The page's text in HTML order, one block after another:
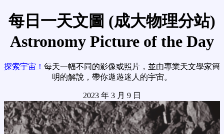
每日一天文圖 (成大物理分站)
Astronomy Picture of the Day
探索宇宙！ 每天一幅不同的影像或照片，並由專業天文學家簡
明的解說，帶你遨遊迷人的宇宙。
2023 年 3 月 9 日